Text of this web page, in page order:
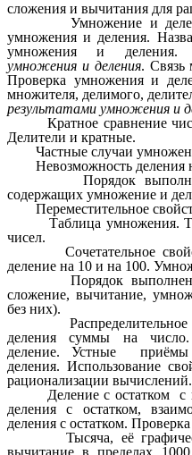
сложения и вычитания для
Умножение и деление
умножения и деления.
умножения и деления.
умножения и деления. Связь
Проверка умножения и
множителя, делимого,
результатами умножения и
Кратное сравнение
Делители и кратные.
Частные случаи
Невозможность деления
Порядок
содержащих умножение и
Переместительное
Таблица умножения.
чисел.
Сочетательное
деление на 10 и на 100.
Порядок выполнения
сложение, вычитание,
без них).
Распределительное
деления суммы на
деление. Устные приёмы
деления. Использование
рационализации вычислений.
Деление с остатком с
деления с остатком,
деления с остатком.
Тысяча, её
вычитание в пределах